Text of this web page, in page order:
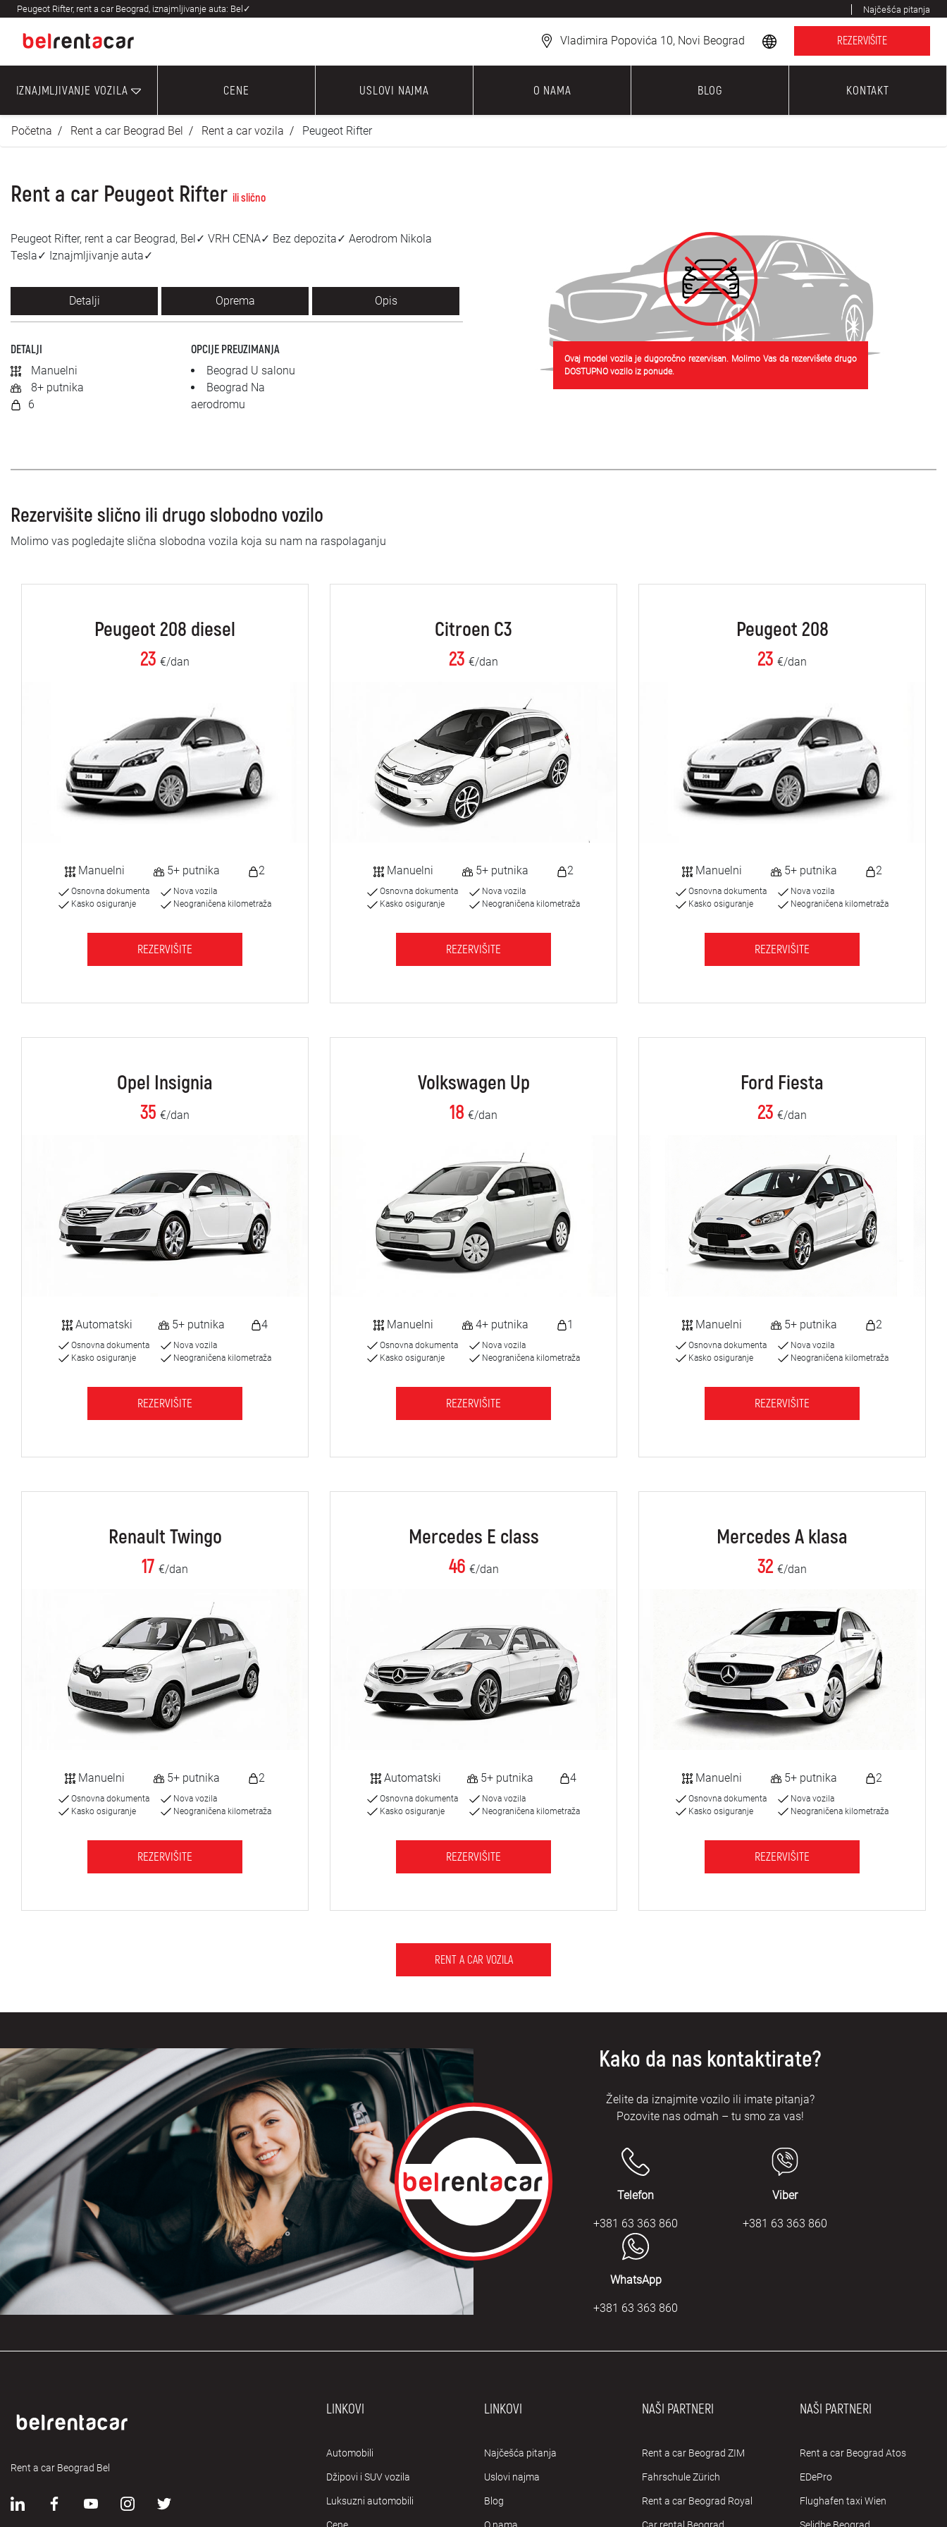
Peugeot Rifter, rent a car Beograd, iznajmljivanje auta: Bel✓ Najčešća pitanja
Vladimira Popovića 10, Novi Beograd REZERVIŠITE
IZNAJMLJIVANJE VOZILA CENE USLOVI NAJMA O NAMA BLOG KONTAKT
Početna Rent a car Beograd Bel Rent a car vozila Peugeot Rifter
Rent a car Peugeot Rifter ili slično
Peugeot Rifter, rent a car Beograd, Bel✓ VRH CENA✓ Bez depozita✓ Aerodrom Nikola
Tesla✓ Iznajmljivanje auta✓
Detalji Oprema Opis
DETALJI
Manuelni
8+ putnika
6
OPCIJE PREUZIMANJA
Beograd U salonu
Beograd Na
aerodromu
Ovaj model vozila je dugoročno rezervisan. Molimo Vas da rezervišete drugo
DOSTUPNO vozilo iz ponude.
Rezervišite slično ili drugo slobodno vozilo
Molimo vas pogledajte slična slobodna vozila koja su nam na raspolaganju
Peugeot 208 diesel
23 €/dan
Manuelni 5+ putnika 2
Osnovna dokumenta
Kasko osiguranje
Nova vozila
Neograničena kilometraža
REZERVIŠITE
Citroen C3
23 €/dan
Manuelni 5+ putnika 2
Osnovna dokumenta
Kasko osiguranje
Nova vozila
Neograničena kilometraža
REZERVIŠITE
Peugeot 208
23 €/dan
Manuelni 5+ putnika 2
Osnovna dokumenta
Kasko osiguranje
Nova vozila
Neograničena kilometraža
REZERVIŠITE
Opel Insignia
35 €/dan
Automatski 5+ putnika 4
Osnovna dokumenta
Kasko osiguranje
Nova vozila
Neograničena kilometraža
REZERVIŠITE
Volkswagen Up
18 €/dan
Manuelni 4+ putnika 1
Osnovna dokumenta
Kasko osiguranje
Nova vozila
Neograničena kilometraža
REZERVIŠITE
Ford Fiesta
23 €/dan
Manuelni 5+ putnika 2
Osnovna dokumenta
Kasko osiguranje
Nova vozila
Neograničena kilometraža
REZERVIŠITE
Renault Twingo
17 €/dan
Manuelni 5+ putnika 2
Osnovna dokumenta
Kasko osiguranje
Nova vozila
Neograničena kilometraža
REZERVIŠITE
Mercedes E class
46 €/dan
Automatski 5+ putnika 4
Osnovna dokumenta
Kasko osiguranje
Nova vozila
Neograničena kilometraža
REZERVIŠITE
Mercedes A klasa
32 €/dan
Manuelni 5+ putnika 2
Osnovna dokumenta
Kasko osiguranje
Nova vozila
Neograničena kilometraža
REZERVIŠITE
RENT A CAR VOZILA
Kako da nas kontaktirate?
Želite da iznajmite vozilo ili imate pitanja?
Pozovite nas odmah – tu smo za vas!
Telefon
+381 63 363 860
Viber
+381 63 363 860
WhatsApp
+381 63 363 860
Rent a car Beograd Bel
LINKOVI
Automobili
Džipovi i SUV vozila
Luksuzni automobili
LINKOVI
Najčešća pitanja
Uslovi najma
Blog
NAŠI PARTNERI
Rent a car Beograd ZIM
Fahrschule Zürich
Rent a car Beograd Royal
NAŠI PARTNERI
Rent a car Beograd Atos
EDePro
Flughafen taxi Wien